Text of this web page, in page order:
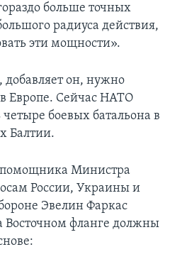
больше точных
радиуса действия,
эти мощности».
он, нужно
Европе. Сейчас НАТО
боевых батальона в
Балтии.
Министра
России, Украины и
Эвелин Фаркас
Восточном фланге должны